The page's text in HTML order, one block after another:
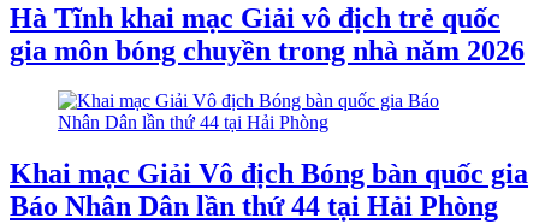
Hà Tĩnh khai mạc Giải vô địch trẻ quốc
gia môn bóng chuyền trong nhà năm 2026
Khai mạc Giải Vô địch Bóng bàn quốc gia
Báo Nhân Dân lần thứ 44 tại Hải Phòng